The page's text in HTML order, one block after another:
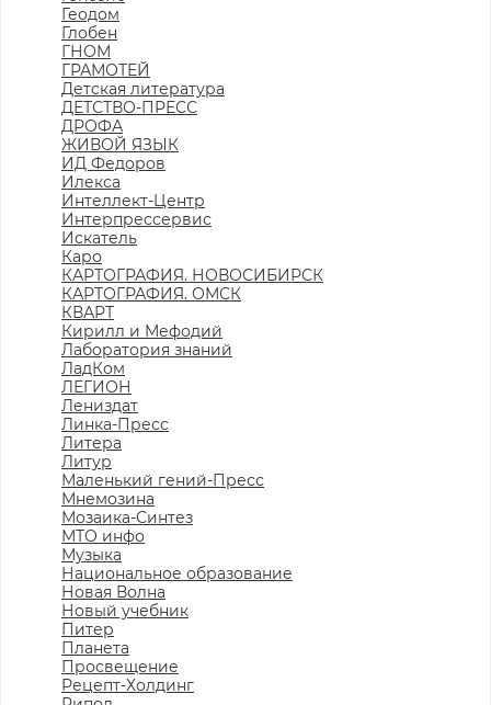
Геодом
Глобен
ГНОМ
ГРАМОТЕЙ
Детская литература
ДЕТСТВО-ПРЕСС
ДРОФА
ЖИВОЙ ЯЗЫК
ИД Федоров
Илекса
Интеллект-Центр
Интерпрессервис
Искатель
Каро
КАРТОГРАФИЯ. НОВОСИБИРСК
КАРТОГРАФИЯ. ОМСК
КВАРТ
Кирилл и Мефодий
Лаборатория знаний
ЛадКом
ЛЕГИОН
Лениздат
Линка-Пресс
Литера
Литур
Маленький гений-Пресс
Мнемозина
Мозаика-Синтез
МТО инфо
Музыка
Национальное образование
Новая Волна
Новый учебник
Питер
Планета
Просвещение
Рецепт-Холдинг